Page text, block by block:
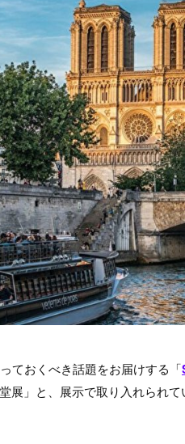
ておくべき話題をお届けする「
展」と、展示で取り入れられ